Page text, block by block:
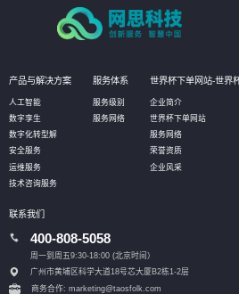
产品与解决方案
人工智能
数字孪生
数字化转型解
安全服务
运维服务
技术咨询服务
服务体系
服务级别
服务网络
世界杯下单网站-世界
企业简介
世界杯下单网站
服务网络
荣誉资质
企业风采
联系我们
400-808-5058
周一到周五9:30-18:00 (北京时间）
广州市黄埔区科学大道18号芯大厦B2栋1-2层
商务合作: marketing@taosfolk.com